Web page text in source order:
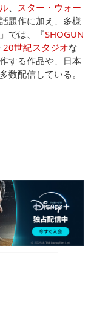
スター・ウォー
題作に加え、多様
では、『SHOGUN
20世紀スタジオな
する作品や、日本
数配信している。